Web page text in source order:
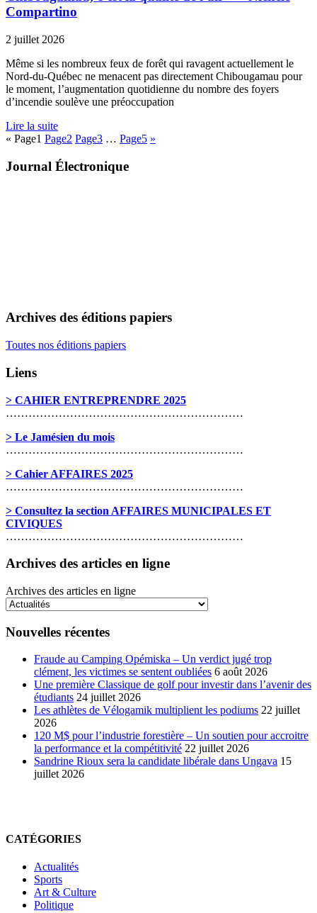
Compartino
2 juillet 2026
Même si les nombreux feux de forêt qui ravagent actuellement le
Nord-du-Québec ne menacent pas directement Chibougamau pour
le moment, l’augmentation quotidienne du nombre des foyers
d’incendie soulève une préoccupation
Lire la suite
« Page1 Page2 Page3 … Page5 »
Journal Électronique
Archives des éditions papiers
Toutes nos éditions papiers
Liens
> CAHIER ENTREPRENDRE 2025
………………………………………………………
> Le Jamésien du mois
………………………………………………………
> Cahier AFFAIRES 2025
………………………………………………………
> Consultez la section AFFAIRES MUNICIPALES ET
CIVIQUES
………………………………………………………
Archives des articles en ligne
Archives des articles en ligne
Nouvelles récentes
Fraude au Camping Opémiska – Un verdict jugé trop
clément, les victimes se sentent oubliées 6 août 2026
Une première Classique de golf pour investir dans l’avenir des
étudiants 24 juillet 2026
Les athlètes de Vélogamik multiplient les podiums 22 juillet
2026
120 M$ pour l’industrie forestière – Un soutien pour accroitre
la performance et la compétitivité 22 juillet 2026
Sandrine Rioux sera la candidate libérale dans Ungava 15
juillet 2026
CATÉGORIES
Actualités
Sports
Art & Culture
Politique